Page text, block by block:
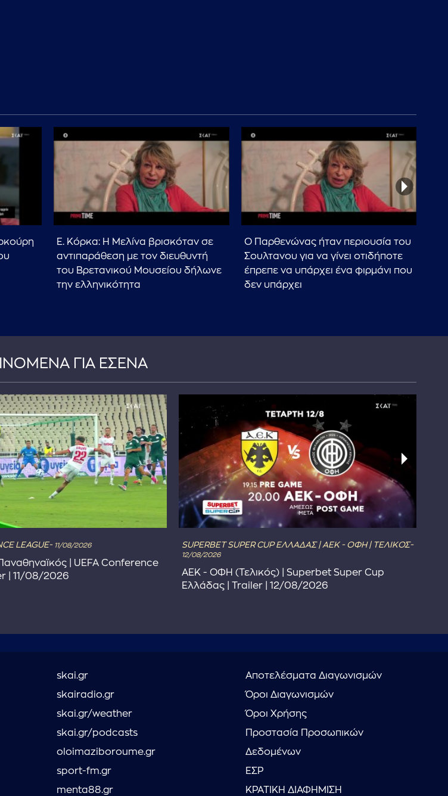
Ε. Κόρκα: Η Μελίνα βρισκόταν σε
αντιπαράθεση με τον διευθυντή
του Βρετανικού Μουσείου δήλωνε
την ελληνικότητα
Ο Παρθενώνας ήταν περιουσία του
Σουλτανου για να γίνει οτιδήποτε
έπρεπε να υπάρχει ένα φιρμάνι που
δεν υπάρχει
ΓΙΑ ΕΣΕΝΑ
LEAGUE- 11/08/2026
| UEFA Conference
| 11/08/2026
SUPERBET SUPER CUP ΕΛΛΑΔΑΣ | ΑΕΚ - ΟΦΗ | ΤΕΛΙΚΟΣ-
12/08/2026
ΑΕΚ - ΟΦΗ (Τελικός) | Superbet Super Cup
Ελλάδας | Trailer | 12/08/2026
skai.gr
skairadio.gr
skai.gr/weather
skai.gr/podcasts
oloimaziboroume.gr
sport-fm.gr
menta88.gr
Αποτελέσματα Διαγωνισμών
Όροι Διαγωνισμών
Όροι Χρήσης
Προστασία Προσωπικών
Δεδομένων
ΕΣΡ
ΚΡΑΤΙΚΗ ΔΙΑΦΗΜΙΣΗ